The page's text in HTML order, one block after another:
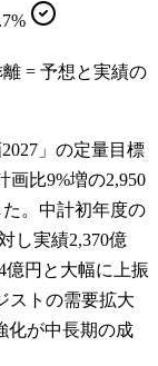
= 予想と実績の
」の定量目標
画比9%増の2,950
。中計初年度の
し実績2,370億
億円と大幅に上振
ストの需要拡大
化が中長期の成